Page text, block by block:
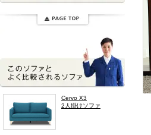
Cervo X3
2人掛けソファ